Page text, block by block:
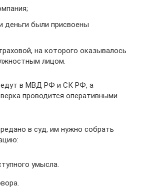
деньги были присвоены
на которого оказывалось
лицом.
в МВД РФ и СК РФ, а
проводится оперативными
в суд, им нужно собрать
умысла.